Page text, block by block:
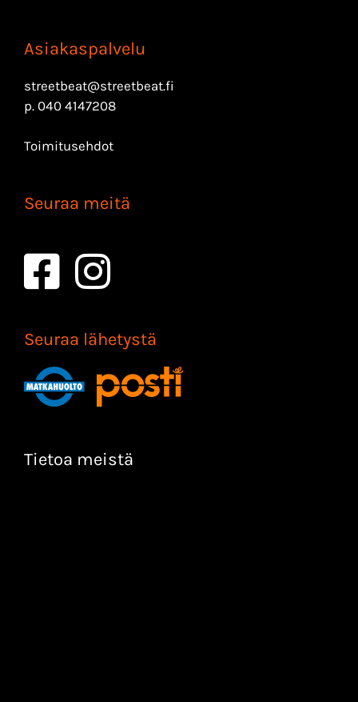
Asiakaspalvelu
streetbeat@streetbeat.fi
p. 040 4147208
Toimitusehdot
Seuraa meitä
Seuraa lähetystä
Tietoa meistä